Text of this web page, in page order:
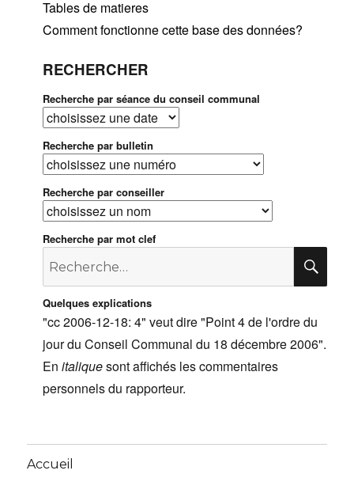
Tables de matieres
Comment fonctionne cette base des données?
RECHERCHER
Recherche par séance du conseil communal
Recherche par bulletin
Recherche par conseiller
Recherche par mot clef
Recherche
:Quelques explications
"cc 2006-12-18: 4" veut dire "Point 4 de l'ordre du
jour du Conseil Communal du 18 décembre 2006".
Enitaliquesont affichés les commentaires
personnels du rapporteur.
Accueil